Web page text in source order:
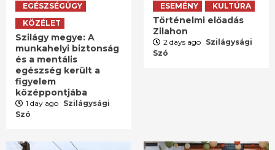
EGÉSZSÉGÜGY
KÖZÉLET
Szilágy megye: A
munkahelyi biztonság
és a mentális
egészség került a
figyelem
középpontjába
1 day ago Szilágysági
Szó
ESEMÉNY
KULTÚRA
Történelmi előadás
Zilahon
2 days ago Szilágysági
Szó